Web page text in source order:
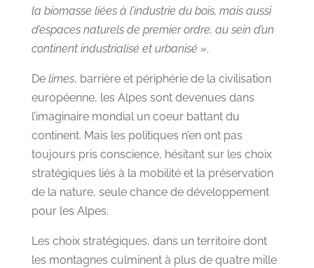
la biomasse liées à l’industrie du bois, mais aussi
d’espaces naturels de premier ordre, au sein d’un
continent industrialisé et urbanisé ».
De limes, barrière et périphérie de la civilisation
européenne, les Alpes sont devenues dans
l’imaginaire mondial un coeur battant du
continent. Mais les politiques n’en ont pas
toujours pris conscience, hésitant sur les choix
stratégiques liés à la mobilité et la préservation
de la nature, seule chance de développement
pour les Alpes.
Les choix stratégiques, dans un territoire dont
les montagnes culminent à plus de quatre mille